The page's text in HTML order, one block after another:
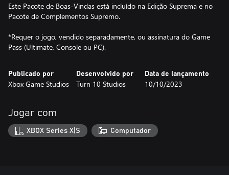
Este Pacote de Boas-Vindas está incluído na Edição Suprema e no
Pacote de Complementos Supremo.
*Requer o jogo, vendido separadamente, ou assinatura do Game
Pass (Ultimate, Console ou PC).
Publicado por
Xbox Game Studios
Desenvolvido por
Turn 10 Studios
Data de lançamento
10/10/2023
Jogar com
XBOX Series X|S Computador